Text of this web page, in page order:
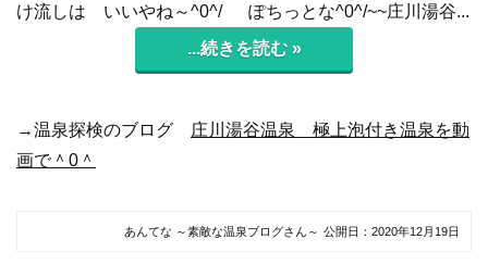
け流しは いいやね～^0^/ ぽちっとな^0^/~~庄川湯谷...
...続きを読む »
→温泉探検のブログ
庄川湯谷温泉 極上泡付き温泉を動
画で＾0＾
あんてな ～素敵な温泉ブログさん～ 公開日： 2020年12月19日